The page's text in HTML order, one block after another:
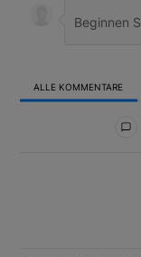
ALLE KOMMENTARE